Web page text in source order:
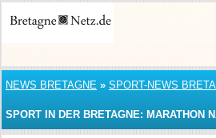
NEWS BRETAGNE » SPORT-NEWS
SPORT IN DER BRETAGNE: MARATHON